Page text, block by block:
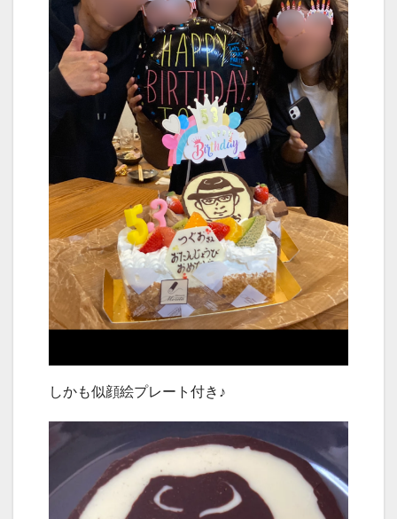
しかも似顔絵プレート付き♪